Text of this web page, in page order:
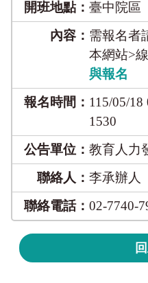
開班地點： 臺中院區
內容： 需報名者
本網站>
與報名
報名時間： 115/05/18
1530
公告單位： 教育人力
聯絡人： 李承辦人
聯絡電話： 02-7740-